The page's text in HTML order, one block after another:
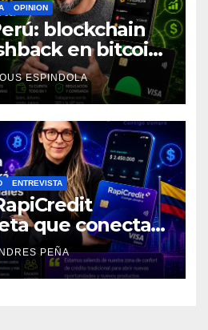
OPINION
blockchain
en bitcoin
son las
ESPINDOLA
ENTREVISTA
que conectará
con
PEÑA